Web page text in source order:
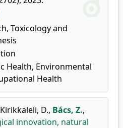
Toxicology and
Health, Environmental
Health
Kirikkaleli, D., Bács, Z.,
innovation, natural